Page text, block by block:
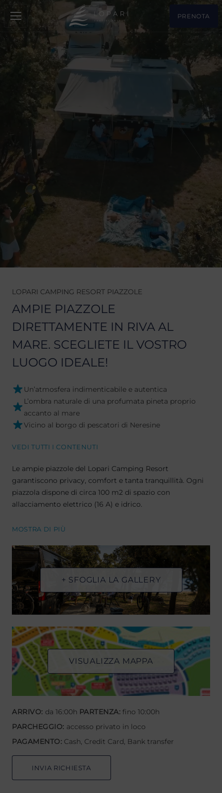
PRENOTA
LOPARI CAMPING RESORT PIAZZOLE
AMPIE PIAZZOLE
DIRETTAMENTE IN RIVA AL
MARE. SCEGLIETE IL VOSTRO
LUOGO IDEALE!
Un’atmosfera indimenticabile e autentica
L’ombra naturale di una profumata pineta proprio
accanto al mare
Vicino al borgo di pescatori di Neresine
VEDI TUTTI I CONTENUTI
Le ampie piazzole del Lopari Camping Resort
garantiscono privacy, comfort e tanta tranquillità. Ogni
piazzola dispone di circa 100 m2 di spazio con
allacciamento elettrico (16 A) e idrico.
MOSTRA DI PIÙ
+ SFOGLIA LA GALLERY
VISUALIZZA MAPPA
ARRIVO: da 16:00h PARTENZA: fino 10:00h
PARCHEGGIO: accesso privato in loco
PAGAMENTO: Cash, Credit Card, Bank transfer
INVIA RICHIESTA